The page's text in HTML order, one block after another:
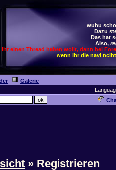
wuhu
Dazu
Das hat
Also,
ihr einen Thread haben wollt, dann bei
wenn ihr die navi
Galerie
» Registrieren